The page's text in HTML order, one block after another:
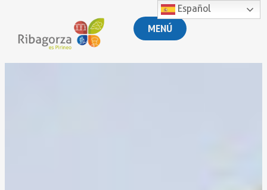
MENÚ
Español